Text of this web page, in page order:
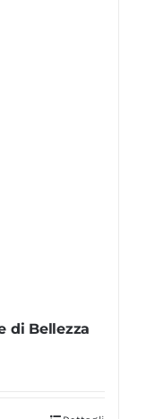
di Bellezza